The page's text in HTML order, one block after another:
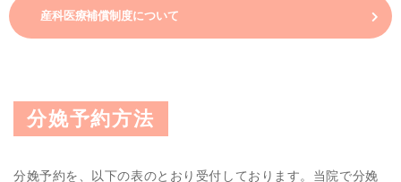
産科医療補償制度について
分娩予約方法
分娩予約を、以下の表のとおり受付しております。当院で分娩